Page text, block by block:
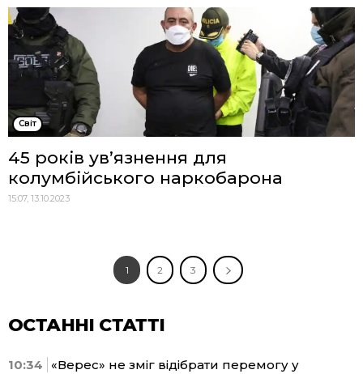
Cвіт
45 років ув’язнення для
колумбійського наркобарона
15:07, 13.10.2023
1 2 3
ОСТАННІ СТАТТІ
10:34
«Верес» не зміг відібрати перемогу у